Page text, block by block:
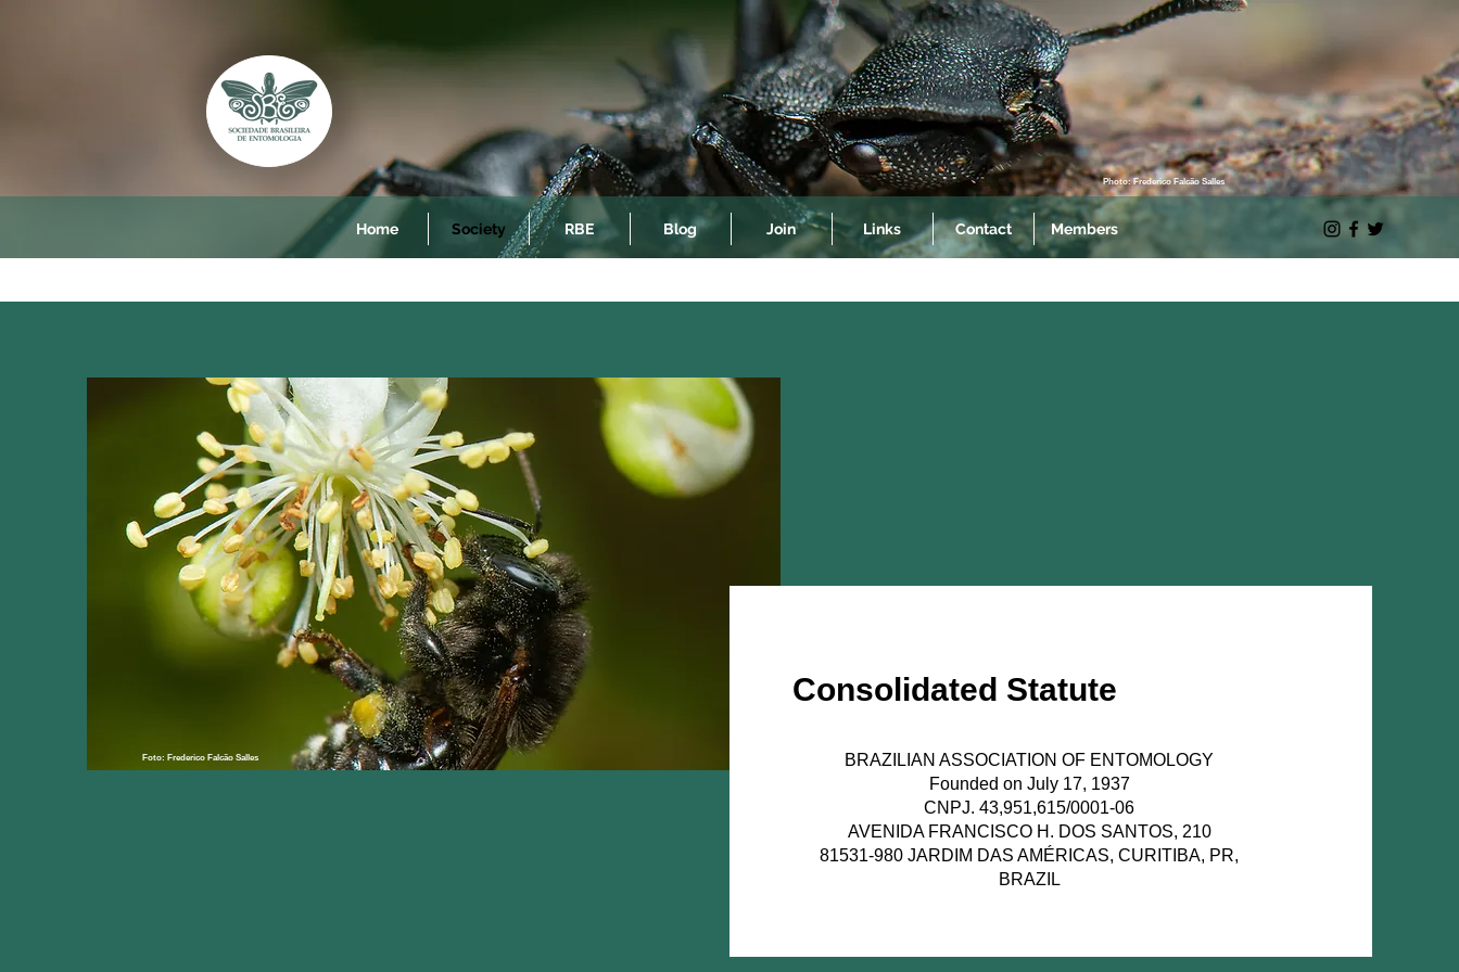
Home Society RBE Blog Join Links Contact Members
Photo: Frederico Falcão Salles
Foto: Frederico Falcão Salles
Consolidated Statute
BRAZILIAN ASSOCIATION OF ENTOMOLOGY
Founded on July 17, 1937
CNPJ. 43,951,615/0001-06
AVENIDA FRANCISCO H. DOS SANTOS, 210
81531-980 JARDIM DAS AMÉRICAS, CURITIBA, PR,
BRAZIL